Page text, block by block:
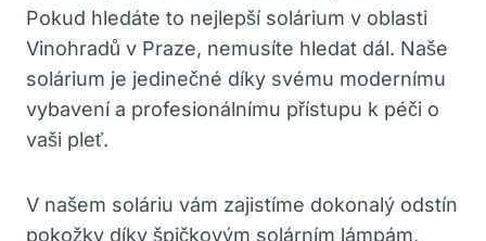
Pokud ⁢hledáte to nejlepší solárium v oblasti‌
Vinohradů v Praze, ⁤nemusíte hledat‌ dál. Naše
⁣solárium je jedinečné ⁢díky⁣ svému modernímu
vybavení ‍a profesionálnímu přístupu k péči⁢ o
vaši pleť.
V našem ‌soláriu‌ vám⁤ zajistíme dokonalý odstín
pokožky‍ díky ⁣špičkovým solárním ‌lámpám,​